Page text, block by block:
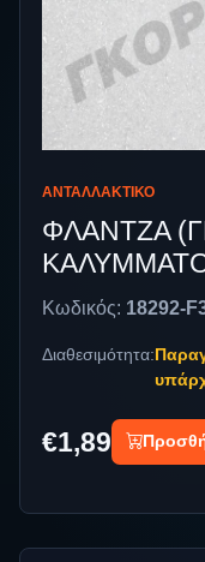
ΑΝΤΑΛΛΑΚΤΙΚΌ
ΦΛΑΝΤΖΑ
Κωδικός: 18292-
Διαθεσιμότητα:
€1,89